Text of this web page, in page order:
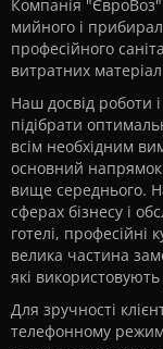
Компанія
мийного і
професійного
витратних
Наш досвід роботи
підібрати
всім необхідним
основний напрямок
вище середнього.
сферах бізнесу і
готелі, професійні
велика частина
які
Для зручності
телефонному